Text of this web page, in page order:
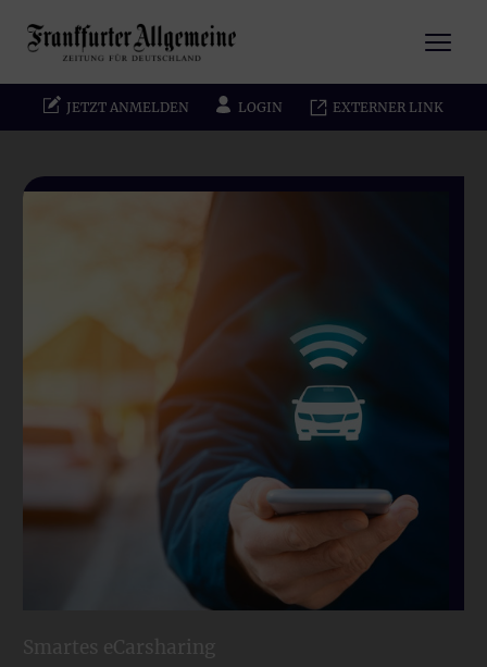
JETZT ANMELDEN LOGIN EXTERNER LINK
Smartes eCarsharing